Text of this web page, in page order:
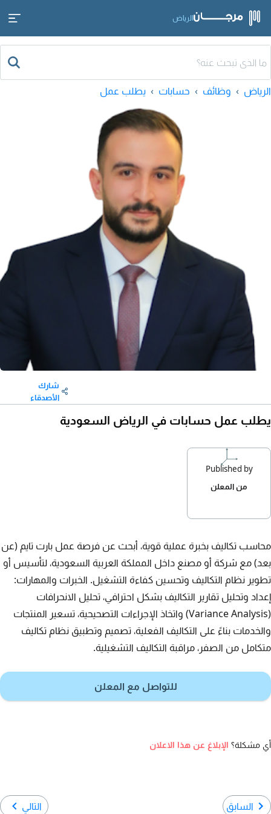
الرياض
الرياض وظائف حسابات يطلب عمل
شارك
الأصدقاء
يطلب عمل حسابات في الرياض السعودية
Published by
من المعلن
محاسب تكاليف بخبرة عملية قوية، أبحث عن فرصة عمل بارت تايم (عن
بعد) مع شركة أو مصنع داخل المملكة العربية السعودية، لتأسيس أو
تطوير نظام التكاليف وتحسين كفاءة التشغيل. الخبرات والمهارات:
إعداد وتحليل تقارير التكاليف بشكل احترافي، تحليل الانحرافات
(Variance Analysis) واتخاذ الإجراءات التصحيحية، تسعير المنتجات
والخدمات بناءً على التكاليف الفعلية، تصميم وتطبيق نظام تكاليف
متكامل من الصفر، مراقبة التكاليف التشغيلية.
للتواصل مع المعلن
أي مشكلة؟ الإبلاغ عن هذا الاعلان
السابق التالي